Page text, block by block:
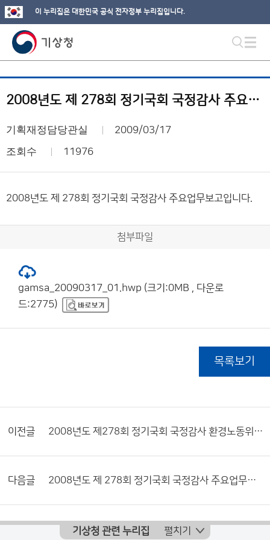
이 누리집은 대한민국 공식 전자정부 누리집입니다.
2008년도 제 278회 정기국회 국정감사 주요업무보고
기획재정담당관실 2009/03/17
조회수 11976
2008년도 제 278회 정기국회 국정감사 주요업무보고입니다.
첨부파일
gamsa_20090317_01.hwp (크기:0MB , 다운로
드:2775)
목록보기
이전글 2008년도 제278회 정기국회 국정감사 환경노동위원회 의원요구자료 목록
다음글 2008년도 제 278회 정기국회 국정감사 주요업무보고
기상청 관련 누리집 펼치기